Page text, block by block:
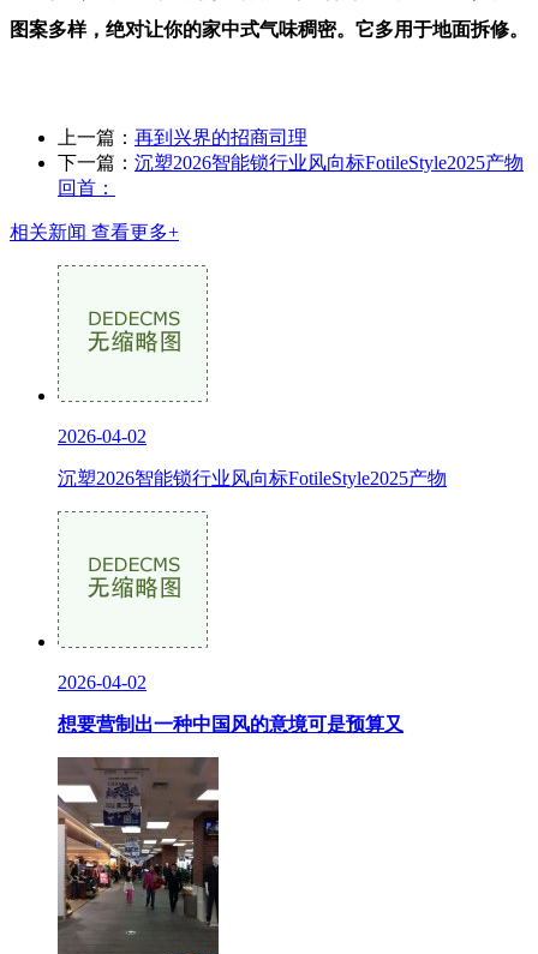
图案多样，绝对让你的家中式气味稠密。它多用于地面拆修。
上一篇： 再到兴界的招商司理
下一篇： 沉塑2026智能锁行业风向标FotileStyle2025产物
回首：
相关新闻 查看更多+
2026-04-02
沉塑2026智能锁行业风向标FotileStyle2025产物
2026-04-02
想要营制出一种中国风的意境可是预算又